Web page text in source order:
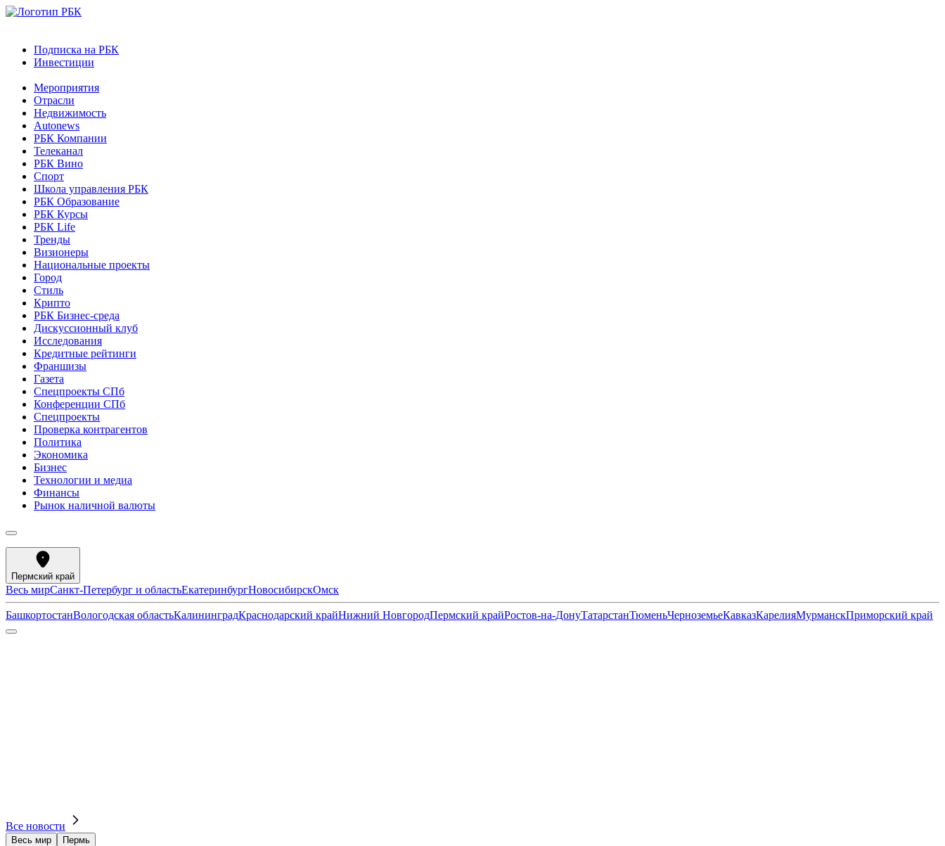
Подписка на РБК
Инвестиции
Мероприятия
Отрасли
Недвижимость
Autonews
РБК Компании
Телеканал
РБК Вино
Спорт
Школа управления РБК
РБК Образование
РБК Курсы
РБК Life
Тренды
Визионеры
Национальные проекты
Город
Стиль
Крипто
РБК Бизнес-среда
Дискуссионный клуб
Исследования
Кредитные рейтинги
Франшизы
Газета
Спецпроекты СПб
Конференции СПб
Спецпроекты
Проверка контрагентов
Политика
Экономика
Бизнес
Технологии и медиа
Финансы
Рынок наличной валюты
Пермский край
Весь мирСанкт-Петербург и областьЕкатеринбургНовосибирскОмск
БашкортостанВологодская областьКалининградКраснодарский крайНижний НовгородПермский крайРостов-на-ДонуТатарстанТюменьЧерноземьеКавказКарелияМурманскПриморский край
Все новости
Весь мир Пермь